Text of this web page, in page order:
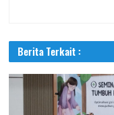
Berita Terkait :